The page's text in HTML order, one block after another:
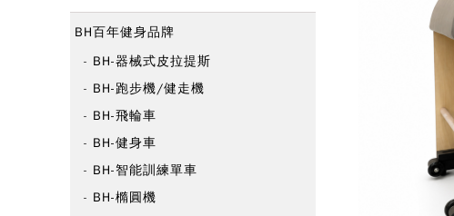
BH百年健身品牌
BH-器械式皮拉提斯
BH-跑步機/健走機
BH-飛輪車
BH-健身車
BH-智能訓練單車
BH-橢圓機